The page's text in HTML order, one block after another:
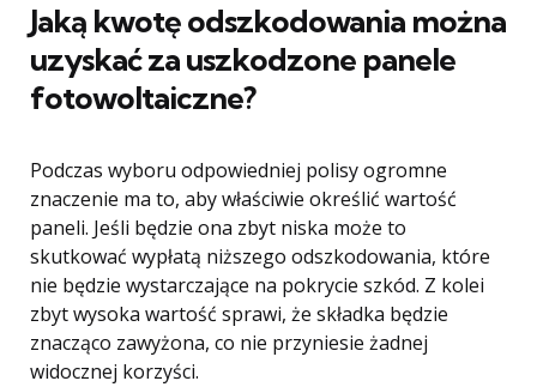
Jaką kwotę odszkodowania można
uzyskać za uszkodzone panele
fotowoltaiczne?
Podczas wyboru odpowiedniej polisy ogromne
znaczenie ma to, aby właściwie określić wartość
paneli. Jeśli będzie ona zbyt niska może to
skutkować wypłatą niższego odszkodowania, które
nie będzie wystarczające na pokrycie szkód. Z kolei
zbyt wysoka wartość sprawi, że składka będzie
znacząco zawyżona, co nie przyniesie żadnej
widocznej korzyści.